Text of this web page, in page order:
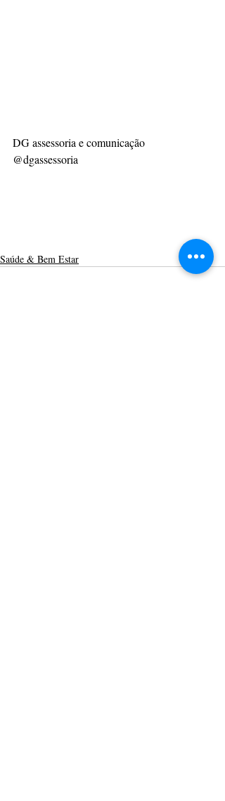
DG assessoria e comunicação
@dgassessoria
Saúde & Bem Estar